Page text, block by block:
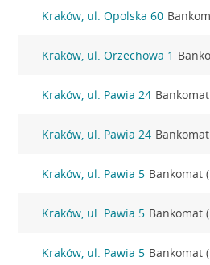
Kraków, ul. Opolska 60
Kraków, ul. Orzechowa 1
Kraków, ul. Pawia 24
Kraków, ul. Pawia 24
Kraków, ul. Pawia 5 Bankomat
Kraków, ul. Pawia 5 Bankomat
Kraków, ul. Pawia 5 Bankomat